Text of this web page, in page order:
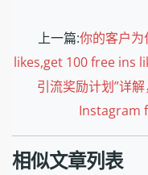
上一篇:你的客户
likes,get 100 free ins
引流奖励计划”详
Instagram
相似文章列表